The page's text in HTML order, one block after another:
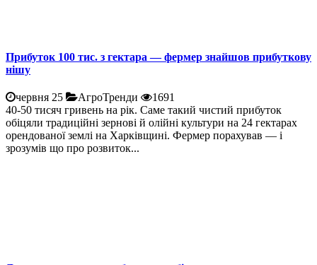
Прибуток 100 тис. з гектара — фермер знайшов прибуткову
нішу
червня 25 АгроТренди
1691
40-50 тисяч гривень на рік. Саме такий чистий прибуток
обіцяли традиційні зернові й олійні культури на 24 гектарах
орендованої землі на Харківщині. Фермер порахував — і
зрозумів що про розвиток...